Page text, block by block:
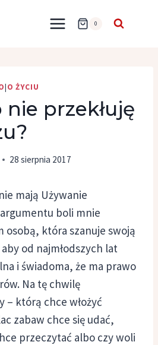
0
|O ŻYCIU
nie przekłuję
28 sierpnia 2017
mają Używanie
boli mnie
osobą, która szanuje swoją
od najmłodszych lat
i świadoma, że ma prawo
Na tę chwilę
– którą chce włożyć
zabaw chce się udać,
przeczytać albo czy woli